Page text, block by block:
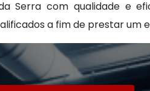
Serra com qualidade e
a fim de prestar um